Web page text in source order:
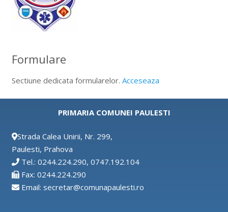
Formulare
Sectiune dedicata formularelor. Acceseaza
PRIMARIA COMUNEI PAULESTI
Strada Calea Unirii, Nr. 299,
Paulesti, Prahova
Tel.: 0244.224.290, 0747.192.104
Fax: 0244.224.290
Email: secretar@comunapaulesti.ro